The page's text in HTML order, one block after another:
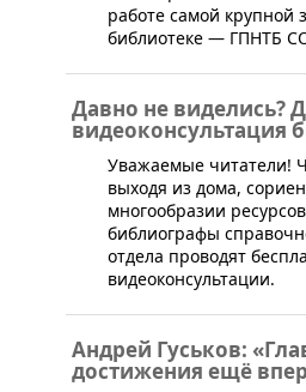
работе самой крупной
библиотеке — ГПНТБ
Давно не виделись?
видеоконсультация
Уважаемые читатели!
выходя из дома,
многообразии
библиографы
отдела проводят
видеоконсультации.
Андрей Гуськов:
достижения ещё